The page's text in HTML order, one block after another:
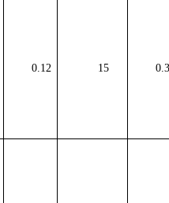
0.12 15